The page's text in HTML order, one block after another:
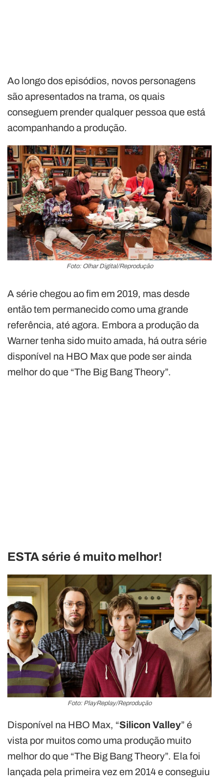
Ao longo dos episódios, novos personagens
são apresentados na trama, os quais
conseguem prender qualquer pessoa que está
acompanhando a produção.
Foto: Olhar Digital/Reprodução
A série chegou ao fim em 2019, mas desde
então tem permanecido como uma grande
referência, até agora. Embora a produção da
Warner tenha sido muito amada, há outra série
disponível na HBO Max que pode ser ainda
melhor do que “The Big Bang Theory”.
ESTA série é muito melhor!
Foto: PlayReplay/Reprodução
Disponível na HBO Max, “Silicon Valley” é
vista por muitos como uma produção muito
melhor do que “The Big Bang Theory”. Ela foi
lançada pela primeira vez em 2014 e conseguiu